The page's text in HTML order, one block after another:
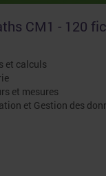
CM1 - 120
et calculs
et mesures
et Gestion des